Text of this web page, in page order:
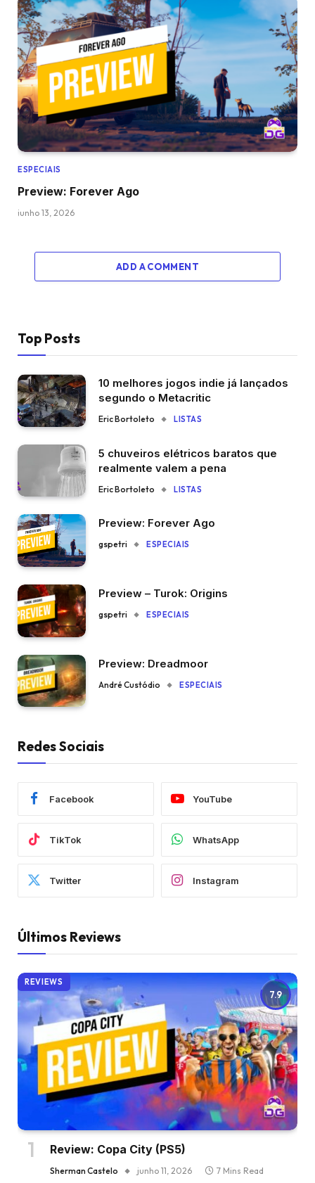
ESPECIAIS
Preview: Forever Ago
junho 13, 2026
ADD A COMMENT
Top Posts
10 melhores jogos indie já lançados
segundo o Metacritic
Eric Bortoleto LISTAS
5 chuveiros elétricos baratos que
realmente valem a pena
Eric Bortoleto LISTAS
Preview: Forever Ago
gspetri ESPECIAIS
Preview – Turok: Origins
gspetri ESPECIAIS
Preview: Dreadmoor
André Custódio ESPECIAIS
Redes Sociais
Facebook YouTube
TikTok WhatsApp
Twitter Instagram
Últimos Reviews
7.9
REVIEWS
Review: Copa City (PS5)
Sherman Castelo junho 11, 2026 7 Mins Read